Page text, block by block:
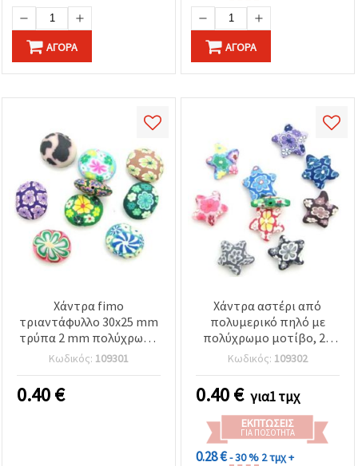
ΑΓΟΡΆ ΑΓΟΡΆ
Χάντρα fimo
τριαντάφυλλο 30x25 mm
τρύπα 2 mm πολύχρωμο
-1 κομμάτι
Κωδικός: 109301
0.40€
Χάντρα αστέρι από
πολυμερικό πηλό με
πολύχρωμο μοτίβο, 28
mm, οπή 2 mm - 1 τεμ.
Κωδικός: 109302
0.40€ για1 τμχ
ΕΚΠΤΏΣΕΙΣ
ΓΙΑ ΠΟΣΌΤΗΤΑ
0.28 €- 30 % 2 τμχ +